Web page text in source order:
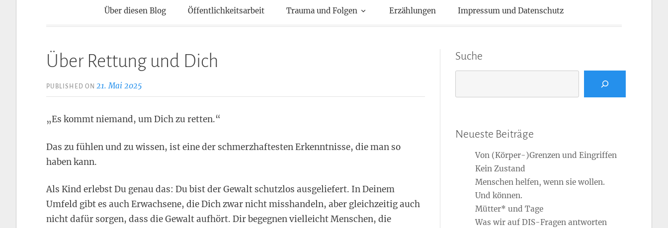
Kontaktpunkte
Über diesen Blog Öffentlichkeitsarbeit Trauma und Folgen Erzählungen Impressum und Datenschutz
Über Rettung und Dich
PUBLISHED ON21. Mai 2025
„Es kommt niemand, um Dich zu retten.“
Das zu fühlen und zu wissen, ist eine der schmerzhaftesten Erkenntnisse, die man so
haben kann.
Als Kind erlebst Du genau das: Du bist der Gewalt schutzlos ausgeliefert. In Deinem
Umfeld gibt es auch Erwachsene, die Dich zwar nicht misshandeln, aber gleichzeitig auch
nicht dafür sorgen, dass die Gewalt aufhört. Dir begegnen vielleicht Menschen, die
Suche
Neueste Beiträge
Von (Körper-)Grenzen und Eingriffen
Kein Zustand
Menschen helfen, wenn sie wollen.
Und können.
Mütter* und Tage
Was wir auf DIS-Fragen antworten